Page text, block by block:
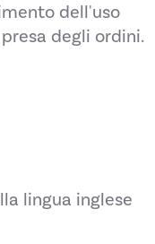
dell'uso
degli ordini.
lingua inglese